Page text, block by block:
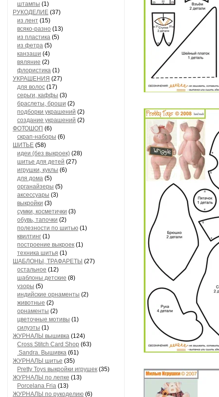
штампы (1)
РУКОДЕЛИЕ (37)
из лент (15)
всяко-разно (13)
из пластика (5)
из фетра (5)
канзаши (4)
вяляние (2)
флористика (1)
УКРАШЕНИЯ (27)
для волос (17)
серьги, каффы (3)
браслеты, броши (2)
подборки украшений (2)
создание украшений (2)
ФОТОШОП (6)
скрап-наборы (6)
ШИТЬЕ (58)
идеи (без выкроек) (28)
шитье для детей (27)
игрушки, куклы (6)
для дома (5)
органайзеры (5)
аксессуары (3)
выкройки (3)
сумки, косметички (3)
обувь, тапочки (2)
полезности по шитью (1)
квилтинг (1)
построение выкроек (1)
техника шитья (1)
ШАБЛОНЫ, ТРАФАРЕТЫ (27)
остальное (12)
шаблоны детские (8)
узоры (5)
индийские орнаменты (2)
животные (2)
орнаменты (2)
цветочные мотивы (1)
силуэты (1)
ЖУРНАЛЫ вышивка (124)
Cross Stitch Card Shop (63)
Sandra. Вышивка (61)
ЖУРНАЛЫ шитье (35)
Pretty Toys выкройки игрушек (35)
ЖУРНАЛЫ по лепке (13)
Porcelana Fria (13)
ЖУРНАЛЫ по рукоделию (6)